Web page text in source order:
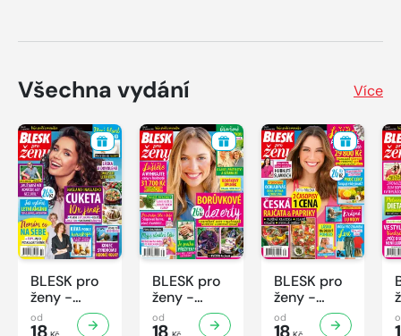
Všechna vydání Více
BLESK pro
ženy -
32/2026
od
18
BLESK pro
ženy -
31/2026
od
18
BLESK pro
ženy -
30/2026
od
18